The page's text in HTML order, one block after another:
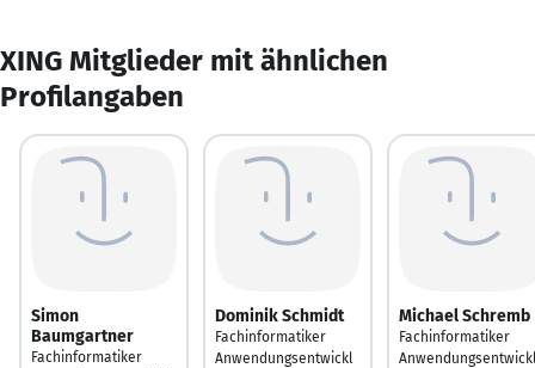
XING Mitglieder mit ähnlichen
Profilangaben
Simon
Baumgartner
Fachinformatiker
Dominik Schmidt
Fachinformatiker
Anwendungsentwickl
Michael Schremb
Fachinformatiker